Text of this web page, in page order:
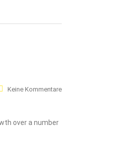
Keine Kommentare
over a number